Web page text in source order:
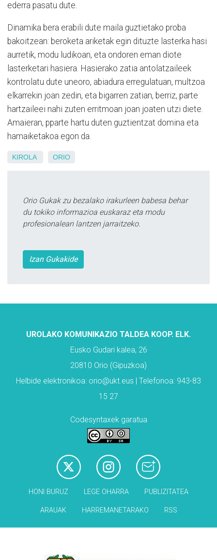
ederra pasatu dute.
Dinamika bera erabili dute maila guztietako proba
bakoitzean: beroketa ariketak egin dituzte lasterka hasi
aurretik, modu ludikoan, eta ondoren eman diote
lasterketari hasiera. Hasierako zatia antolatzaileek
kontrolatu dute uneoro, abiadura erregulatuan, multzoa
elkarrekin joan zedin, eta bigarren zatian, berriz, parte
hartzaileei nahi zuten erritmoan joan joaten utzi diete.
Amaieran, pparte hartu duten guztientzat domina eta
hamaiketakoa egon da.
KIROLA ORIO
Orio Gukak zu bezalako irakurleen babesa behar
du tokiko informazioa euskaraz eta modu
profesionalean lantzen jarraitzeko.
Izan Gukakide
UROLAKO KOMUNIKAZIO TALDEA KOOP. ELK.
Eusko Gudari kalea, 26
20810 Orio (Gipuzkoa)
Helbide elektronikoa: orio@ukt.eus | Telefonoa: 943-83
15 27
Codesyntaxek garatua
HONI BURUZ LEGE OHARRA PUBLIZITATEA
ARAUAK HARREMANETARAKO RSS